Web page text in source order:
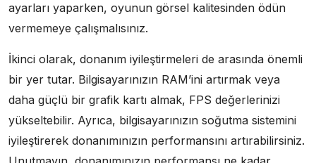
ayarları yaparken, oyunun görsel kalitesinden ödün
vermemeye çalışmalısınız.
İkinci olarak, donanım iyileştirmeleri de arasında önemli
bir yer tutar. Bilgisayarınızın RAM’ini artırmak veya
daha güçlü bir grafik kartı almak, FPS değerlerinizi
yükseltebilir. Ayrıca, bilgisayarınızın soğutma sistemini
iyileştirerek donanımınızın performansını artırabilirsiniz.